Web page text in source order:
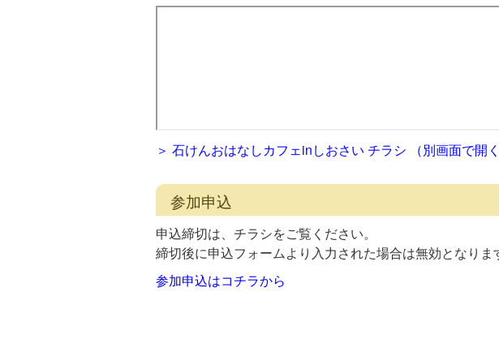
＞ 石けんおはなしカフェinしおさい チラシ （別画面で開く
参加申込
申込締切は、チラシをご覧ください。
締切後に申込フォームより入力された場合は無効となりま
参加申込はコチラから